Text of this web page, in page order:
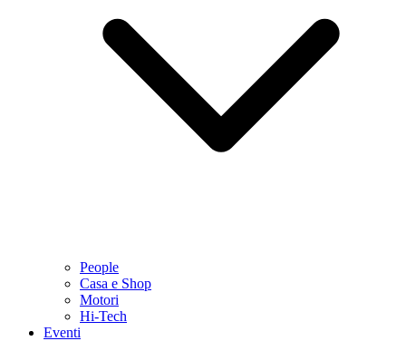
People
Casa e Shop
Motori
Hi-Tech
Eventi